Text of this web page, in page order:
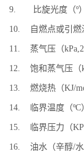
9. 比旋光度（º
10. 自燃点或引燃
11. 蒸气压（
12. 饱和蒸气压（
13. 燃烧热（KJ/
14. 临界温度（ºC
15. 临界压力（
16. 油水（辛醇/水